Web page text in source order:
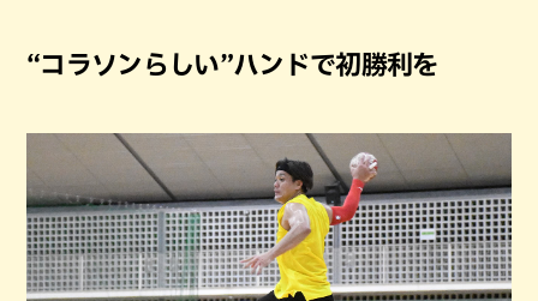
“コラソンらしい”ハンドで初勝利を